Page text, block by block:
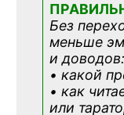
Без
меньше
и доводов:
• какой
• как
или